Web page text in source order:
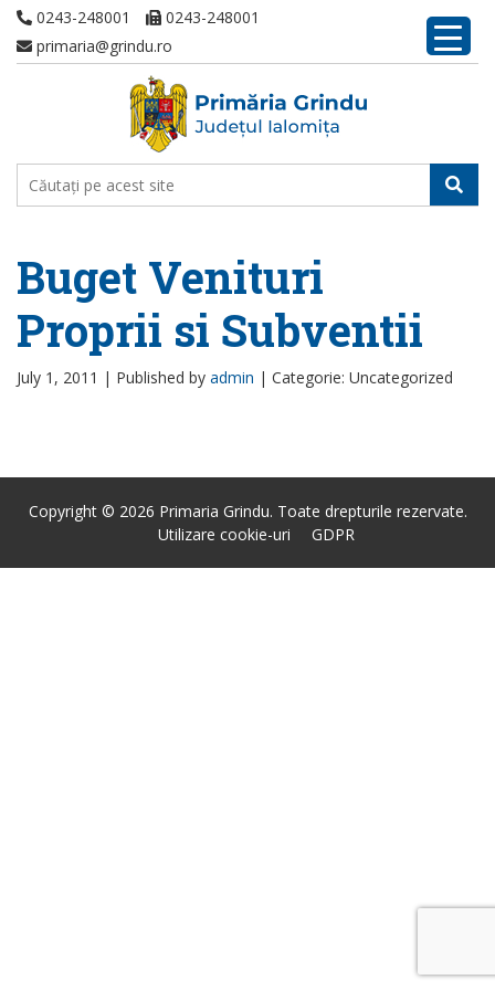
0243-248001
0243-248001
primaria@grindu.ro
Buget Venituri
Proprii si Subventii
July 1, 2011 | Published by admin | Categorie: Uncategorized
Copyright © 2026 Primaria Grindu. Toate drepturile rezervate.
Utilizare cookie-uri
GDPR